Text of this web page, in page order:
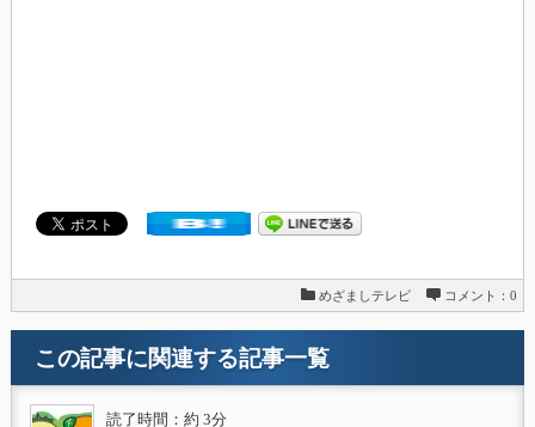
めざましテレビ コメント：0
この記事に関連する記事一覧
読了時間：約 3分